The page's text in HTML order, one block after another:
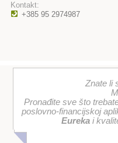
Kontakt:
+385 95 2974987
Znate li
Pronađite sve što
poslovno-financijskoj
Eurekai